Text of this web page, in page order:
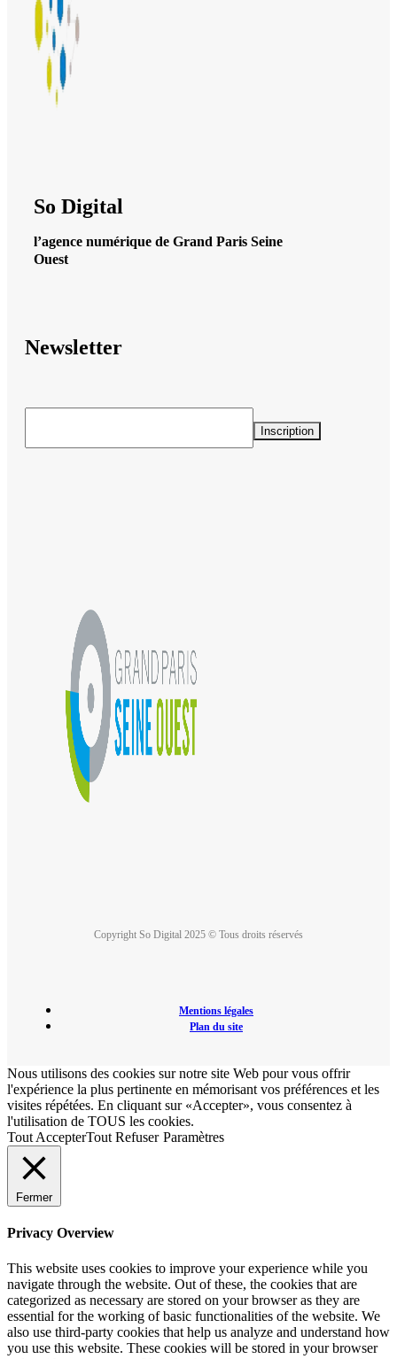
So Digital
l’agence numérique de Grand Paris Seine
Ouest
Newsletter
Copyright So Digital 2025 © Tous droits réservés
Mentions légales
Plan du site
Nous utilisons des cookies sur notre site Web pour vous offrir
l'expérience la plus pertinente en mémorisant vos préférences et les
visites répétées. En cliquant sur «Accepter», vous consentez à
l'utilisation de TOUS les cookies.
Tout AccepterTout Refuser Paramètres
Fermer
Privacy Overview
This website uses cookies to improve your experience while you
navigate through the website. Out of these, the cookies that are
categorized as necessary are stored on your browser as they are
essential for the working of basic functionalities of the website. We
also use third-party cookies that help us analyze and understand how
you use this website. These cookies will be stored in your browser